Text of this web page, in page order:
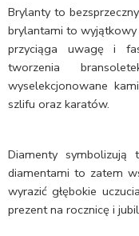
Brylanty to
brylantami to wyjątkowy
przyciąga uwagę i
tworzenia
wyselekcjonowane
szlifu oraz karatów.
Diamenty symbolizują
diamentami to zatem
wyrazić głębokie
prezent na rocznicę i